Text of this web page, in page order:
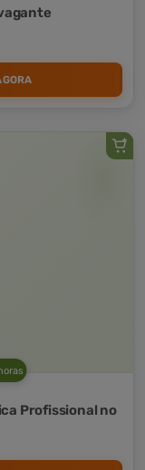
Profissional no